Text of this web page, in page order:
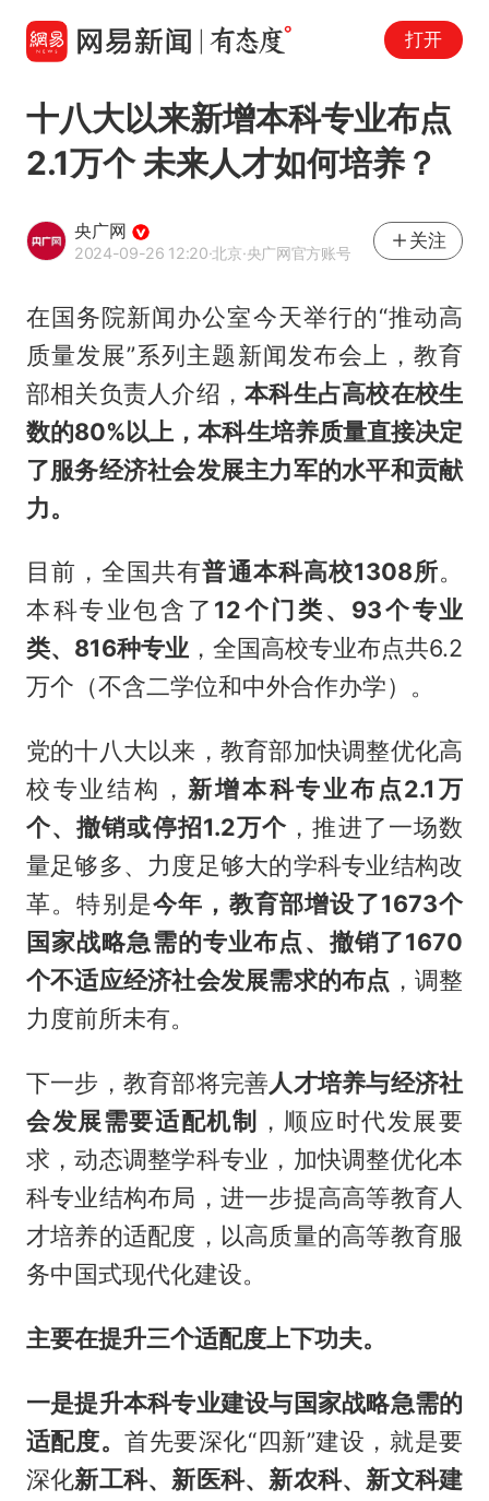
打开
十八大以来新增本科专业布点
2.1万个 未来人才如何培养？
央广网
2024-09-26 12:20·北京·央广网官方账号
关注
在国务院新闻办公室今天举行的“推动高
质量发展”系列主题新闻发布会上，教育
部相关负责人介绍，本科生占高校在校生
数的80%以上，本科生培养质量直接决定
了服务经济社会发展主力军的水平和贡献
力。
目前，全国共有普通本科高校1308所。
本科专业包含了 12个门类、93个专业
类、816种专业，全国高校专业布点共6.2
万个（不含二学位和中外合作办学）。
党的十八大以来，教育部加快调整优化高
校专业结构，新增本科专业布点2.1万
个、撤销或停招1.2万个 ，推进了一场数
量足够多、力度足够大的学科专业结构改
革。特别是今年，教育部增设了1673个
国家战略急需的专业布点、撤销了1670
个不适应经济社会发展需求的布点 ，调整
力度前所未有。
下一步，教育部将完善人才培养与经济社
会发展需要适配机制
，顺应时代发展要
求，动态调整学科专业，加快调整优化本
科专业结构布局，进一步提高高等教育人
才培养的适配度，以高质量的高等教育服
务中国式现代化建设。
主要在提升三个适配度上下功夫。
一是提升本科专业建设与国家战略急需的
适配度。首先要深化“四新”建设，就是要
深化新工科、新医科、新农科、新文科建